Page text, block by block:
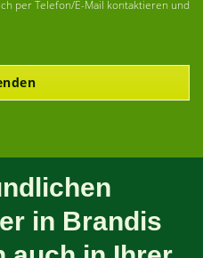
per Telefon/E-Mail kontaktieren und
in Brandis